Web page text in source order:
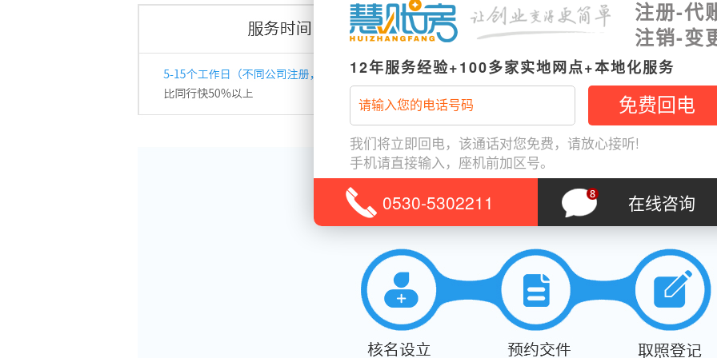
注册-代
注销-变
12年服务经验+100多家实地网点+本地化服务
我们将立即回电，该通话对您免费，请放心接听!
手机请直接输入，座机前加区号。
0530-5302211 在线咨询